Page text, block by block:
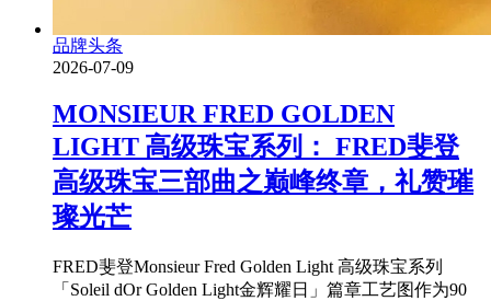
品牌头条
2026-07-09
MONSIEUR FRED GOLDEN
LIGHT 高级珠宝系列： FRED斐登
高级珠宝三部曲之巅峰终章，礼赞璀
璨光芒
FRED斐登Monsieur Fred Golden Light 高级珠宝系列
「Soleil dOr Golden Light金辉耀日」篇章工艺图作为90